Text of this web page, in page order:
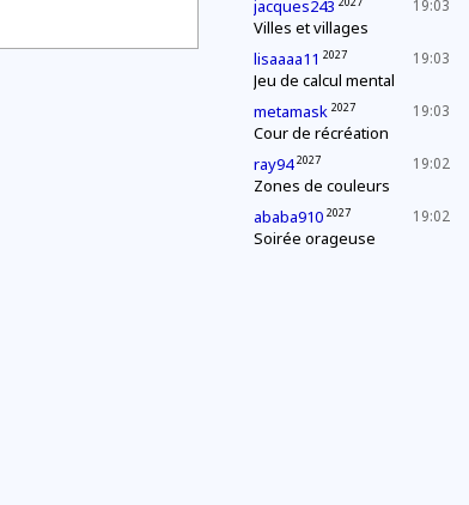
19:03
jacques243
Villes et villages
19:03
lisaaaa11 2027
Jeu de calcul mental
19:03
metamask 2027
Cour de récréation
19:02
ray94 2027
Zones de couleurs
19:02
ababa910 2027
Soirée orageuse